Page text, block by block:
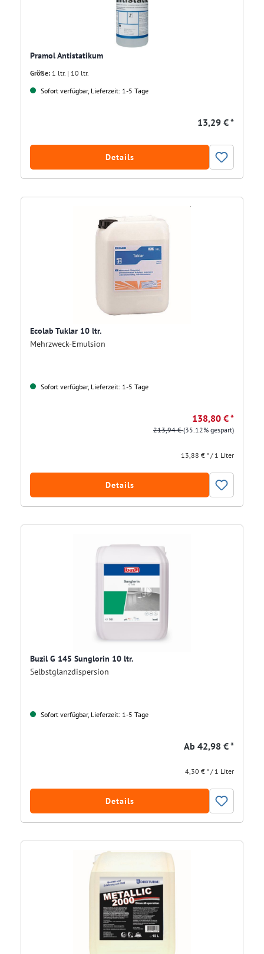
Pramol Antistatikum
Größe: 1 ltr. | 10 ltr.
Sofort verfügbar, Lieferzeit: 1-5 Tage
13,29 € *
Details
Ecolab Tuklar 10 ltr.
Mehrzweck-Emulsion
Sofort verfügbar, Lieferzeit: 1-5 Tage
138,80 € *
213,94 €(35.12% gespart)
13,88 € * / 1 Liter
Details
Buzil G 145 Sunglorin 10 ltr.
Selbstglanzdispersion
Sofort verfügbar, Lieferzeit: 1-5 Tage
Ab 42,98 € *
4,30 € * / 1 Liter
Details